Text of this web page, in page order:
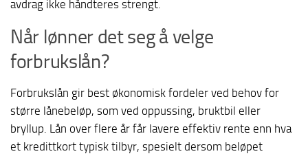
avdrag ikke håndteres strengt.
Når lønner det seg å velge
forbrukslån?
Forbrukslån gir best økonomisk fordeler ved behov for
større lånebeløp, som ved oppussing, bruktbil eller
bryllup. Lån over flere år får lavere effektiv rente enn hva
et kredittkort typisk tilbyr, spesielt dersom beløpet